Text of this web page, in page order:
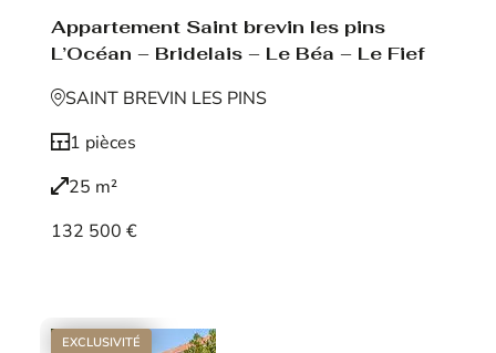
Appartement Saint brevin les pins
L’Océan – Bridelais – Le Béa – Le Fief
SAINT BREVIN LES PINS
1 pièces
25 m²
132 500 €
EXCLUSIVITÉ